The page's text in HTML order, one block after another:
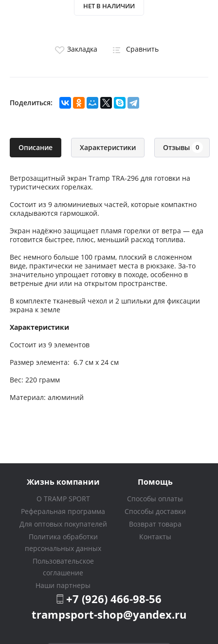
НЕТ В НАЛИЧИИ
Закладка Сравнить
Поделиться:
Описание Характеристики Отзывы 0
Ветрозащитный экран Tramp TRA-296 для готовки на
туристических горелках.
Состоит из 9 алюминиевых частей, которые компактно
складываются гармошкой.
Экран надёжно защищает пламя горелки от ветра — еда
готовится быстрее, плюс, меньший расход топлива.
Вес немного больше 100 грамм, плоский в сложенном
виде, практически не занимает места в рюкзаке. За-то
значительно упрощает готовку в походе, особенно в
ветреные дни или на открытом пространстве.
В комплекте тканевый чехол и 2 шпильки для фиксации
экрана к земле
Характеристики
Состоит из 9 элементов
Размер элемента: 6.7 см х 24 см
Вес: 220 грамм
Материал: алюминий
Жизнь компании
О TRAMP SPORT
Реферальная программа
Для оптовых покупателей
Политика обработки
персональных данных
Пользовательское
соглашение
Наши партнеры
Помощь
Способы оплаты
Способы доставки
Возврат товара
Контакты
+7 (926) 466-98-56
trampsport-shop@yandex.ru